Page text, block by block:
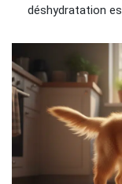
déshydratation